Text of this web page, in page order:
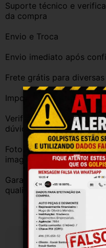
Suporte técnico e
da compra
Envio e Troca
Envio imediato após
Frete grátis para
Importante
Verifique a
dúvidas no campo de
Fotos reais do produto.
imagens.
Garantia válida somente
qualificado.